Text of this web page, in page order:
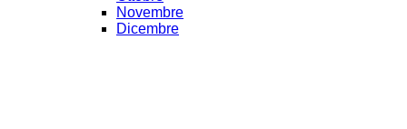
Novembre
Dicembre